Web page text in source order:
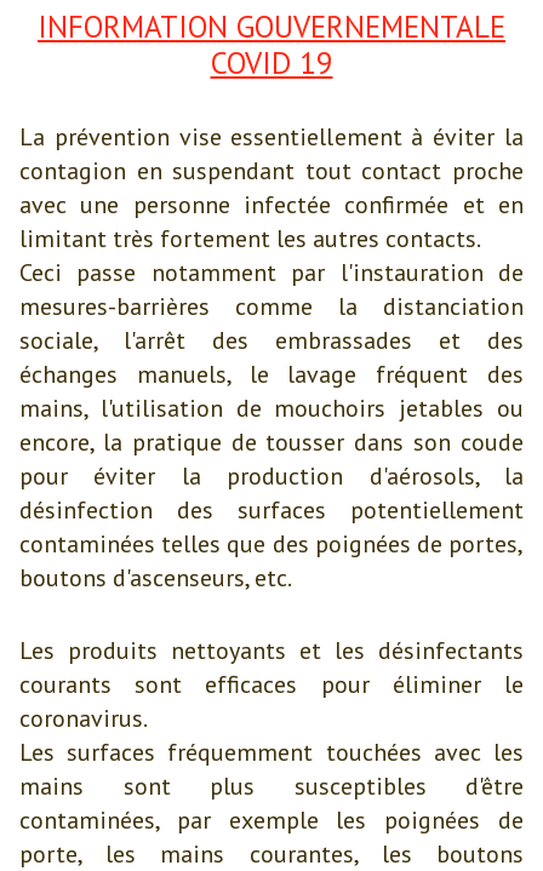
INFORMATION GOUVERNEMENTALE
COVID 19
La prévention vise essentiellement à éviter la
contagion en suspendant tout contact proche
avec une personne infectée confirmée et en
limitant très fortement les autres contacts.
Ceci passe notamment par l'instauration de
mesures-barrières comme la distanciation
sociale, l'arrêt des embrassades et des
échanges manuels, le lavage fréquent des
mains, l'utilisation de mouchoirs jetables ou
encore, la pratique de tousser dans son coude
pour éviter la production d'aérosols, la
désinfection des surfaces potentiellement
contaminées telles que des poignées de portes,
boutons d'ascenseurs, etc.
Les produits nettoyants et les désinfectants
courants sont efficaces pour éliminer le
coronavirus.
Les surfaces fréquemment touchées avec les
mains sont plus susceptibles d'être
contaminées, par exemple les poignées de
porte, les mains courantes, les boutons